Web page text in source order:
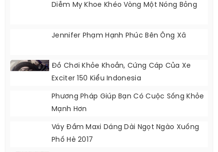
Diễm My Khoe Khéo Vòng Một Nóng Bỏng
Jennifer Phạm Hạnh Phúc Bên Ông Xã
Đồ Chơi Khỏe Khoắn, Cứng Cáp Của Xe
Exciter 150 Kiểu Indonesia
Phương Pháp Giúp Bạn Có Cuộc Sống Khỏe
Mạnh Hơn
Váy Đầm Maxi Dáng Dài Ngọt Ngào Xuống
Phố Hè 2017